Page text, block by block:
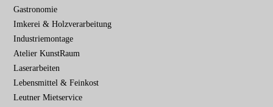
Gastronomie
Imkerei & Holz­verarbeitung
Industriemontage
Atelier KunstRaum
Laserarbeiten
Lebensmittel & Feinkost
Leutner Mietservice